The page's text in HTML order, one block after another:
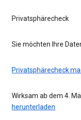
Privatsphärecheck
Sie möchten Ihre
Privatsphärecheck
Wirksam ab dem 4.
herunterladen